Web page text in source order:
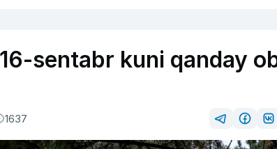
sentabr kuni qanday
1637